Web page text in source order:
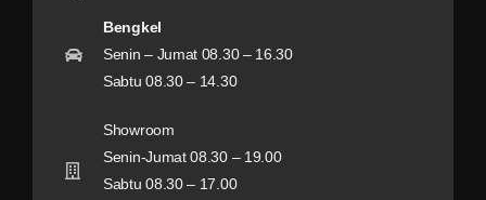
Bengkel
Senin – Jumat 08.30 – 16.30
Sabtu 08.30 – 14.30
Showroom
Senin-Jumat 08.30 – 19.00
Sabtu 08.30 – 17.00